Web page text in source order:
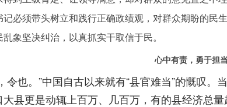
必须带头树立和践行正确政绩观，对群众期盼的民
象坚决纠治，以真抓实干取信于民。
心中有责，勇于担
也。”中国自古以来就有“县官难当”的慨叹。
县更是动辄上百万、几百万，有的县经济总